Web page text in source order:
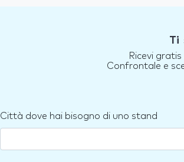
Ti
Ricevi
Confrontale e
Città dove hai bisogno di uno stand